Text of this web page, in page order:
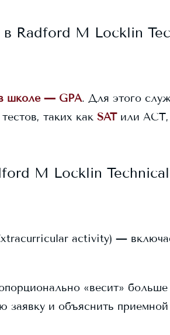
Radford M Locklin
школе — GPA. Для этого
таких как SAT или
M Locklin
activity) —
«весит» больше
и объяснить